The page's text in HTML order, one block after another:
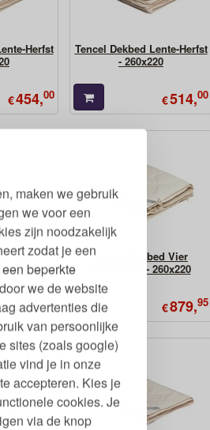
maken we gebruik
we voor een
zijn noodzakelijk
zodat je een
beperkte
we de website
advertenties die
van persoonlijke
sites (zoals google)
vind je in onze
accepteren. Kies je
cookies. Je
via de knop
Herfst
€454,00
Tencel Dekbed Lente-Herfst
- 260x220
€514,00
Vier
€ 769,95
Tencel Dekbed Vier
Seizoenen - 260x220
€879,95